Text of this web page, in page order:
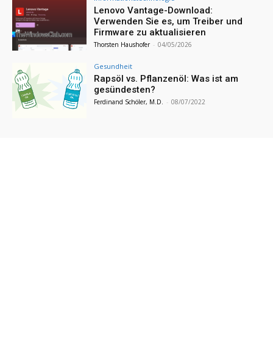
Lenovo Vantage-Download:
Verwenden Sie es, um Treiber und
Firmware zu aktualisieren
Thorsten Haushofer - 04/05/2026
Gesundheit
Rapsöl vs. Pflanzenöl: Was ist am
gesündesten?
Ferdinand Schöler, M.D. - 08/07/2022